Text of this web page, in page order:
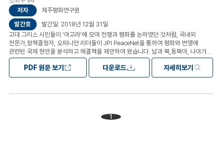
저자
제주평화연구원
발간호
발간일: 2018년 12월 31일
고대 그리스 시민들이 ‘아고라’에 모여 전쟁과 평화를 논하였던 것처럼, 국내외
전문가,정책결정자, 오피니언 리더들이 JPI PeaceNet을 통하여 평화와 번영에
관련된 국제 현안을 분석하고 해결책을 제안하여 왔습니다. 남과 북,동북아, 나아가
세계가 평화와 공존을 길을 같이 갈 수 있도록 국내외 전문가들이 머리를
맞대었습니다. 이제 한 해 동안 주신 귀중한 원고를 ‘평창올림픽과 한반도’, ‘비핵화를
위한 노력’, ‘한국의 대외관계’, ‘주요국의 정치와 외교’, ‘지역협력과 지역간주의’,
평화와 협력을 위한 구상』이라는 제목 아래 단행본으로 출간하게 되었습니다.이 책의
제주평화연구원이 작지만 중요한 역할을 수행할 수 있기를 바랍니다. 제1부
PDF 원문 보기 다운로드 자세히보기
1